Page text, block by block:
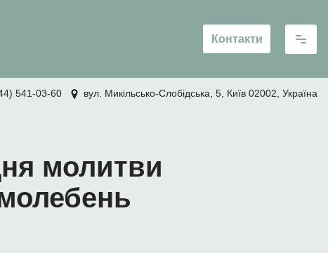
Контакти
541-03-60 вул. Микільсько-Слобідська, 5, Київ 02002, Україна
молитви